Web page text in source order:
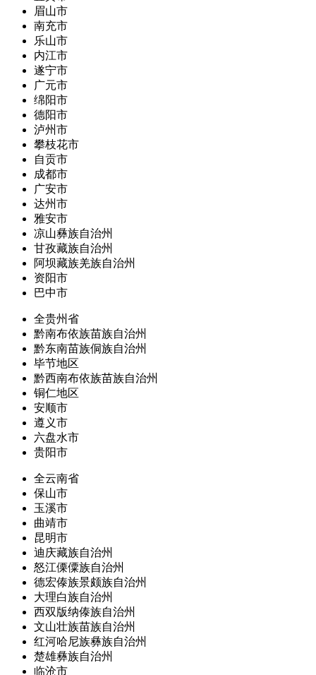
眉山市
南充市
乐山市
内江市
遂宁市
广元市
绵阳市
德阳市
泸州市
攀枝花市
自贡市
成都市
广安市
达州市
雅安市
凉山彝族自治州
甘孜藏族自治州
阿坝藏族羌族自治州
资阳市
巴中市
全贵州省
黔南布依族苗族自治州
黔东南苗族侗族自治州
毕节地区
黔西南布依族苗族自治州
铜仁地区
安顺市
遵义市
六盘水市
贵阳市
全云南省
保山市
玉溪市
曲靖市
昆明市
迪庆藏族自治州
怒江傈僳族自治州
德宏傣族景颇族自治州
大理白族自治州
西双版纳傣族自治州
文山壮族苗族自治州
红河哈尼族彝族自治州
楚雄彝族自治州
临沧市